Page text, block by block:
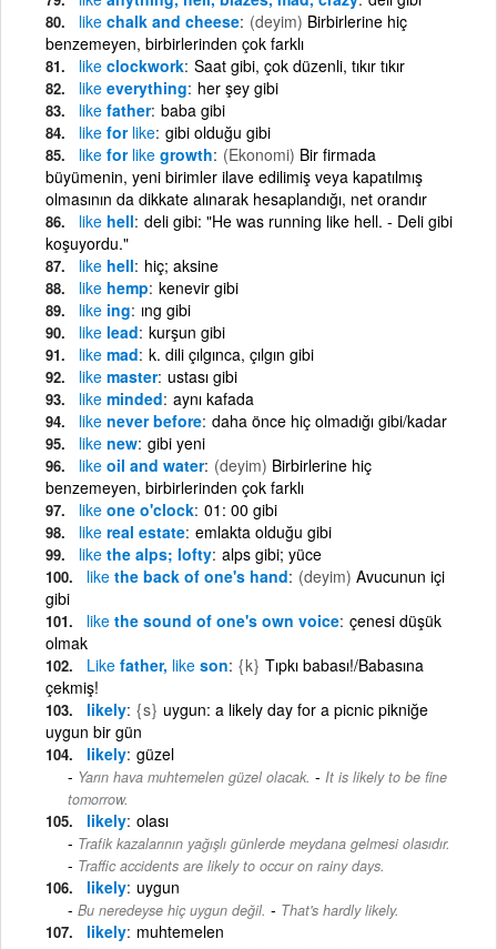
like chalk and cheese (deyim) Birbirlerine hiç
benzemeyen, birbirlerinden çok farklı
like clockwork Saat gibi, çok düzenli, tıkır tıkır
like everything her şey gibi
like father baba gibi
like for like gibi olduğu gibi
like for like growth (Ekonomi) Bir firmada
büyümenin, yeni birimler ilave edilimiş veya kapatılmış
olmasının da dikkate alınarak hesaplandığı, net orandır
like hell deli gibi: "He was running like hell. - Deli gibi
koşuyordu."
like hell hiç; aksine
like hemp kenevir gibi
like ing ıng gibi
like lead kurşun gibi
like mad k. dili çılgınca, çılgın gibi
like master ustası gibi
like minded aynı kafada
like never before daha önce hiç olmadığı gibi/kadar
like new gibi yeni
like oil and water (deyim) Birbirlerine hiç
benzemeyen, birbirlerinden çok farklı
like one o'clock 01: 00 gibi
like real estate emlakta olduğu gibi
like the alps; lofty alps gibi; yüce
like the back of one's hand (deyim) Avucunun içi
gibi
like the sound of one's own voice çenesi düşük
olmak
Like father, like son {k} Tıpkı babası!/Babasına
çekmiş!
likely {s} uygun: a likely day for a picnic pikniğe
uygun bir gün
likely güzel
Yarın hava muhtemelen güzel olacak. - It is likely to be fine
tomorrow.
likely olası
Trafik kazalarının yağışlı günlerde meydana gelmesi olasıdır.
- Traffic accidents are likely to occur on rainy days.
likely uygun
Bu neredeyse hiç uygun değil. - That's hardly likely.
likely muhtemelen